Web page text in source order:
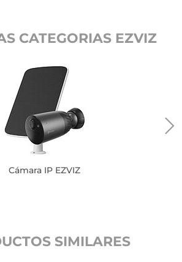
CATEGORIAS EZVIZ
Cámara IP EZVIZ
SIMILARES